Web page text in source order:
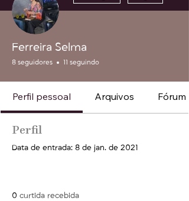
Ferreira Selma
8 seguidores 11 seguindo
Perfil pessoal Arquivos Fórum
Perfil
Data de entrada: 8 de jan. de 2021
0 curtida recebida